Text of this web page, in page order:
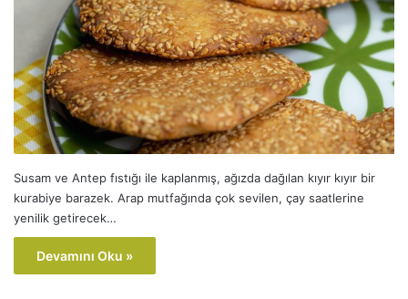
Susam ve Antep fıstığı ile kaplanmış, ağızda dağılan kıyır kıyır bir
kurabiye barazek. Arap mutfağında çok sevilen, çay saatlerine
yenilik getirecek…
Devamını Oku »